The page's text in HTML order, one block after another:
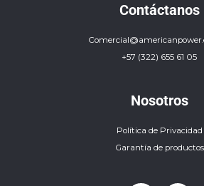
Contáctanos
+57 (322) 655 61 05
Nosotros
Política de Privacidad
Garantía de productos